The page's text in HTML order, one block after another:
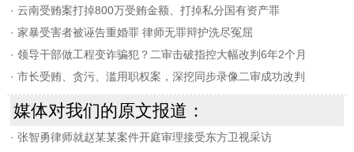
· 云南受贿案打掉800万受贿金额、打掉私分国有资产罪
· 家暴受害者被诬告重婚罪 律师无罪辩护洗尽冤屈
· 领导干部做工程变诈骗犯？二审击破指控大幅改判6年2个月
· 市长受贿、贪污、滥用职权案，深挖同步录像二审成功改判
媒体对我们的原文报道：
· 张智勇律师就赵某某案件开庭审理接受东方卫视采访